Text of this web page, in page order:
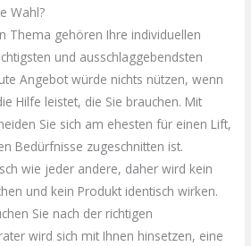
Wahl?
Thema gehören Ihre individuellen
und ausschlaggebendsten
Angebot würde nichts nützen, wenn
Hilfe leistet, die Sie brauchen. Mit
Sie sich am ehesten für einen Lift,
Bedürfnisse zugeschnitten ist.
wie jeder andere, daher wird kein
und kein Produkt identisch wirken.
Sie nach der richtigen
wird sich mit Ihnen hinsetzen, eine